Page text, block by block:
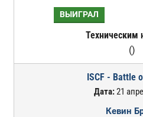
ВЫИГРАЛ
Техническим
()
ISCF - Battle
Дата:21
Кевин